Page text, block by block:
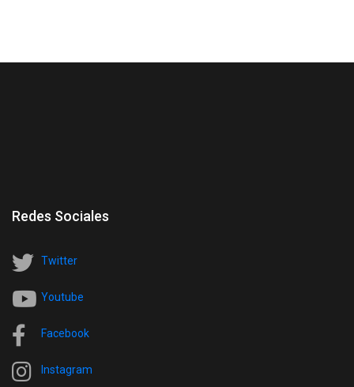
Redes Sociales
Twitter
Youtube
Facebook
Instagram